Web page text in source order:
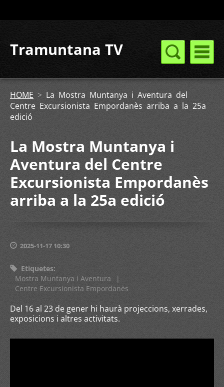
Tramuntana TV
HOME > La Mostra Muntanya i Aventura del
Centre Excursionista Empordanès arriba a la 25a
edició
La Mostra Muntanya i
Aventura del Centre
Excursionista Empordanès
arriba a la 25a edició
2025-11-17 10:30
Etiquetes:
Mostra Muntanya i Aventura
|
Centre Excursionista Empordanès
Del 16 al 23 de gener hi haurà projeccions, xerrades,
exposicions i altres activitats.